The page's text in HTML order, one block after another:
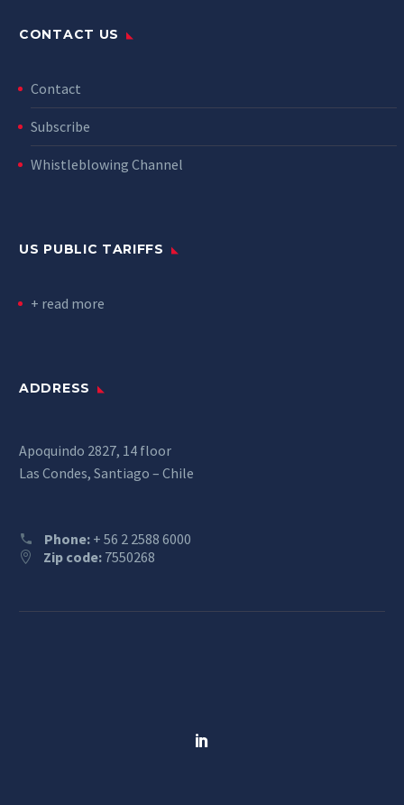
CONTACT US
Contact
Subscribe
Whistleblowing Channel
US PUBLIC TARIFFS
+ read more
ADDRESS
Apoquindo 2827, 14 floor
Las Condes, Santiago – Chile
Phone: + 56 2 2588 6000
Zip code: 7550268